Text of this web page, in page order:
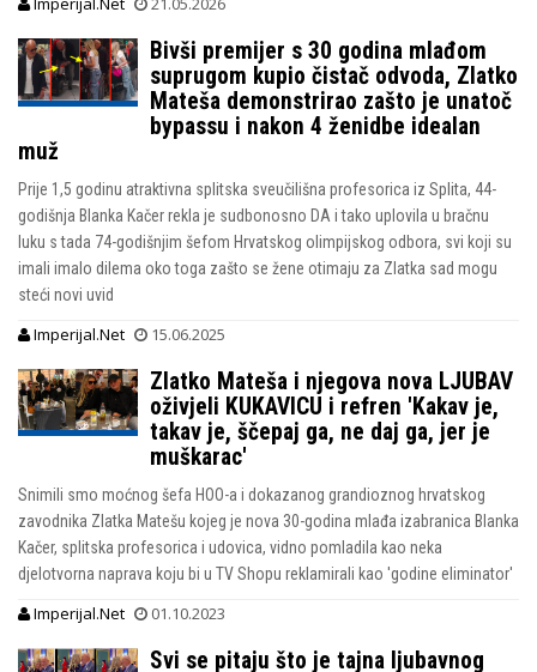
Bivši premijer s 30 godina mlađom
suprugom kupio čistač odvoda, Zlatko
Mateša demonstrirao zašto je unatoč
bypassu i nakon 4 ženidbe idealan
muž
Prije 1,5 godinu atraktivna splitska sveučilišna profesorica iz Splita, 44-
godišnja Blanka Kačer rekla je sudbonosno DA i tako uplovila u bračnu
luku s tada 74-godišnjim šefom Hrvatskog olimpijskog odbora, svi koji su
imali imalo dilema oko toga zašto se žene otimaju za Zlatka sad mogu
steći novi uvid
Imperijal.Net 15.06.2025
Zlatko Mateša i njegova nova LJUBAV
oživjeli KUKAVICU i refren 'Kakav je,
takav je, ščepaj ga, ne daj ga, jer je
muškarac'
Snimili smo moćnog šefa HOO-a i dokazanog grandioznog hrvatskog
zavodnika Zlatka Matešu kojeg je nova 30-godina mlađa izabranica Blanka
Kačer, splitska profesorica i udovica, vidno pomladila kao neka
djelotvorna naprava koju bi u TV Shopu reklamirali kao 'godine eliminator'
Imperijal.Net 01.10.2023
Svi se pitaju što je tajna ljubavnog